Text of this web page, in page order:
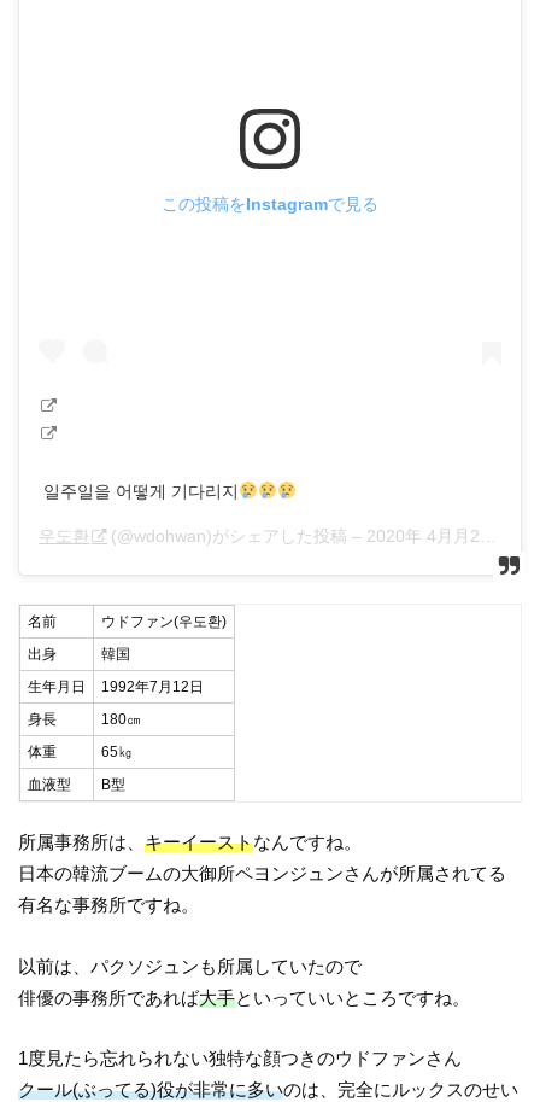
この投稿をInstagramで見る
일주일을 어떻게 기다리지
우도환 (@wdohwan)がシェアした投稿 – 2020年 4月月25日午前9時01分PDT
名前
ウドファン(우도환)
出身
韓国
生年月日
1992年7月12日
身長
180㎝
体重
65㎏
血液型
B型
所属事務所は、キーイーストなんですね。
日本の韓流ブームの大御所ペヨンジュンさんが所属されてる
有名な事務所ですね。
以前は、パクソジュンも所属していたので
俳優の事務所であれば大手といっていいところですね。
1度見たら忘れられない独特な顔つきのウドファンさん
クール(ぶってる)役が非常に多いのは、完全にルックスのせい